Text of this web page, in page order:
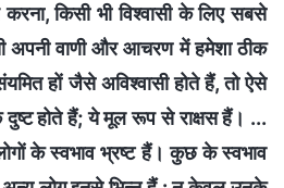
किसी भी विश्वासी के लिए सबसे
अपनी वाणी और आचरण में हमेशा ठीक
हों जैसे अविश्वासी होते हैं, तो ऐसे
दुष्ट होते हैं; ये मूल रूप से राक्षस हैं। ...
के स्वभाव भ्रष्ट हैं। कुछ के स्वभाव